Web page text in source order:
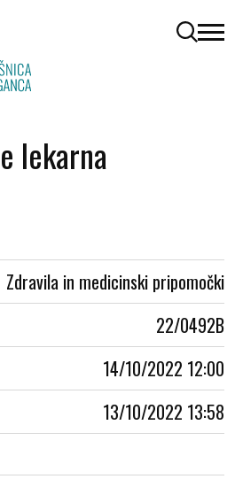
odpri
lekarna
Zdravila in medicinski pripomočki
22/0492B
14/10/2022 12:00
13/10/2022 13:58